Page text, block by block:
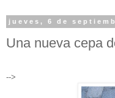
jueves, 6 de
Una nueva cepa
-->